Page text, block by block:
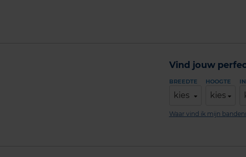
Vind jouw
BREEDTE
kies
HOOGTE
kies
Waar vind ik mijn